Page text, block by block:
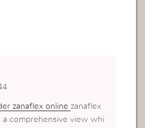
zanaflex onlinezanaflex
comprehensive view whi